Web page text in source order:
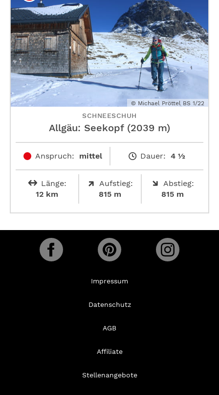
© Michael Pröttel BS 1/22
SCHNEESCHUH
Allgäu: Seekopf (2039 m)
Anspruch: mittel Dauer: 4 ½
Länge:
12 km
Aufstieg:
815 m
Abstieg:
815 m
Impressum
Datenschutz
AGB
Affiliate
Stellenangebote